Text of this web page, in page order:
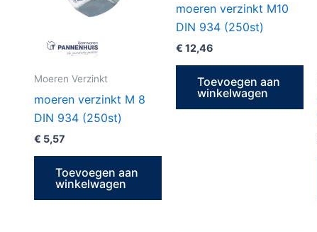
Moeren Verzinkt
moeren verzinkt M 8
DIN 934 (250st)
€ 5,57
Toevoegen aan
winkelwagen
moeren verzinkt M10
DIN 934 (250st)
€ 12,46
Toevoegen aan
winkelwagen